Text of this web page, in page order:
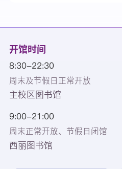
开馆时间
8:30-22:30
周末及节假日正常开放
主校区图书馆
9:00-21:00
周末正常开放、节假日闭馆
西丽图书馆